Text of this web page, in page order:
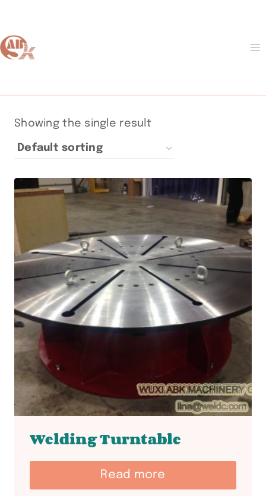
content
Showing the single result
Welding Turntable
Read more